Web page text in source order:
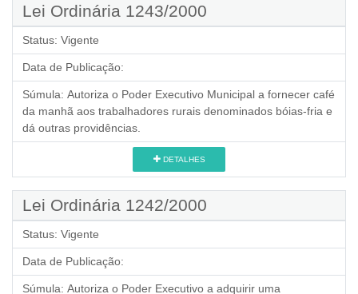
Lei Ordinária 1243/2000
Status: Vigente
Data de Publicação:
Súmula: Autoriza o Poder Executivo Municipal a fornecer café
da manhã aos trabalhadores rurais denominados bóias-fria e
dá outras providências.
DETALHES
Lei Ordinária 1242/2000
Status: Vigente
Data de Publicação:
Súmula: Autoriza o Poder Executivo a adquirir uma